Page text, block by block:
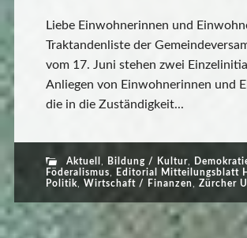
Liebe Einwohnerinnen und
Traktandenliste der
vom 17. Juni stehen zwei
Anliegen von Einwohnerinnen und
die in die Zuständigkeit...
Aktuell , Bildung / Kultur,
Föderalismus, Editorial Mitteilungsblatt
Politik, Wirtschaft / Finanzen, Zürcher